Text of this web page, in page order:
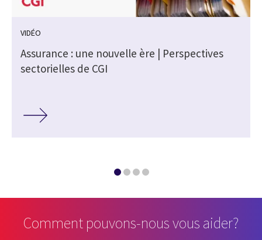
VIDÉO
Assurance : une nouvelle ère | Perspectives
sectorielles de CGI
Comment pouvons-nous vous aider?